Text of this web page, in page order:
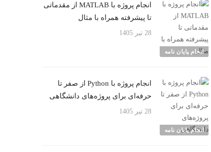
انجام پایان نامه
انجام پروژه با MATLAB از مقدماتی
تا پیشرفته همراه با مثال
28 تیر 1405
انجام پایان نامه
انجام پروژه با Python از صفر تا
حرفه‌ای برای پروژه‌های دانشگاهی
28 تیر 1405